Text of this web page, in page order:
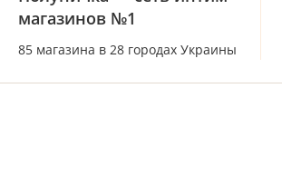
магазинов №1
85 магазина в 28 городах Украины